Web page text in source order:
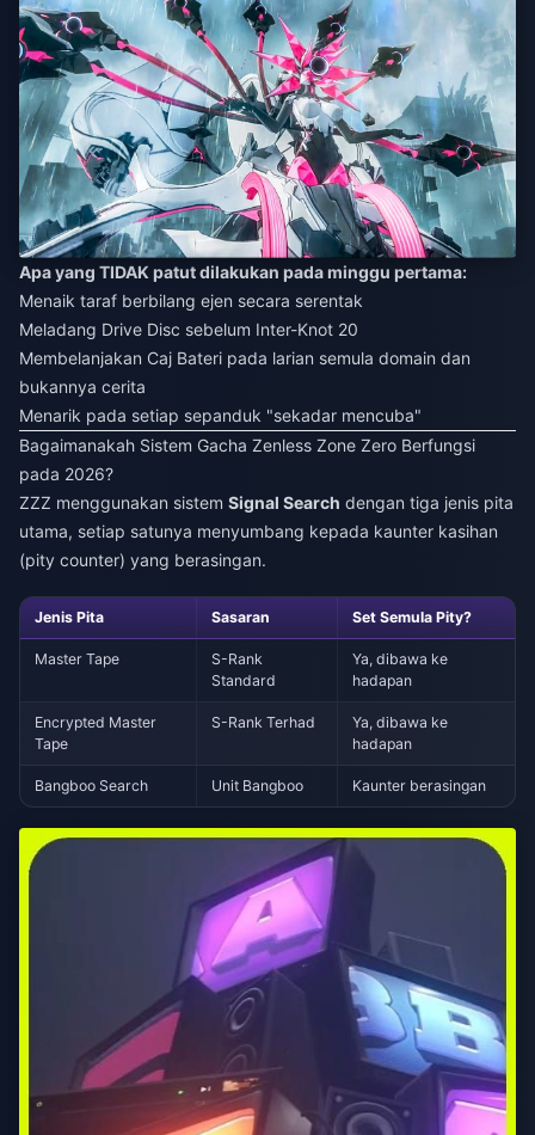
Apa yang TIDAK patut dilakukan pada minggu pertama:
Menaik taraf berbilang ejen secara serentak
Meladang Drive Disc sebelum Inter-Knot 20
Membelanjakan Caj Bateri pada larian semula domain dan
bukannya cerita
Menarik pada setiap sepanduk "sekadar mencuba"
Bagaimanakah Sistem Gacha Zenless Zone Zero Berfungsi
pada 2026?
ZZZ menggunakan sistem Signal Search dengan tiga jenis pita
utama, setiap satunya menyumbang kepada kaunter kasihan
(pity counter) yang berasingan.
Jenis Pita Sasaran Set Semula Pity?
Master Tape
S-Rank
Standard
Ya, dibawa ke
hadapan
Encrypted Master
Tape
S-Rank Terhad
Ya, dibawa ke
hadapan
Bangboo Search Unit Bangboo Kaunter berasingan